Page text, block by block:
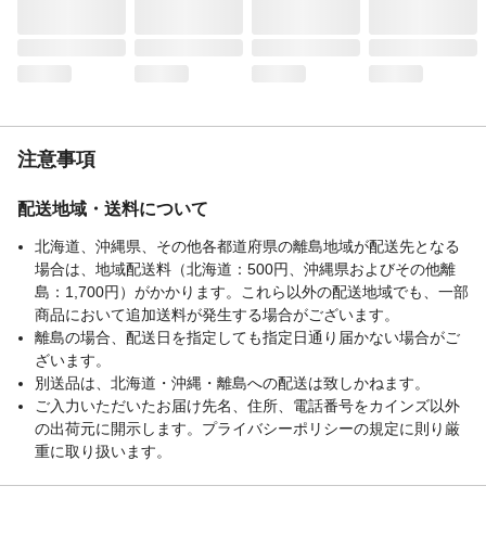
注意事項
配送地域・送料について
北海道、沖縄県、その他各都道府県の離島地域が配送先となる
場合は、地域配送料（北海道：500円、沖縄県およびその他離
島：1,700円）がかかります。これら以外の配送地域でも、一部
商品において追加送料が発生する場合がございます。
離島の場合、配送日を指定しても指定日通り届かない場合がご
ざいます。
別送品は、北海道・沖縄・離島への配送は致しかねます。
ご入力いただいたお届け先名、住所、電話番号をカインズ以外
の出荷元に開示します。プライバシーポリシーの規定に則り厳
重に取り扱います。